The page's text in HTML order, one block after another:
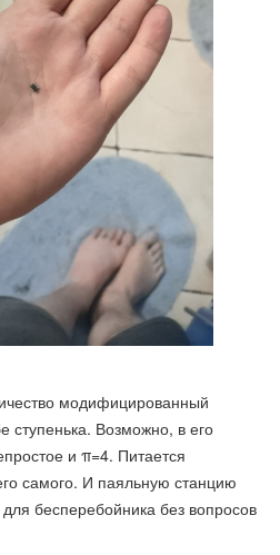
модифицированный
ступенька. Возможно, в его
и π=4. Питается
самого. И паяльную станцию
бесперебойника без вопросов